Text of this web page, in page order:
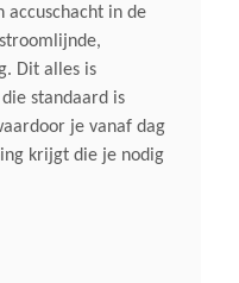
accuschacht in de
Dit alles is
standaard is
je vanaf dag
krijgt die je nodig